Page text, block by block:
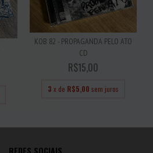
KOB 82 - PROPAGANDA PELO ATO
CD
R$15,00
3 x de R$5,00 sem juros